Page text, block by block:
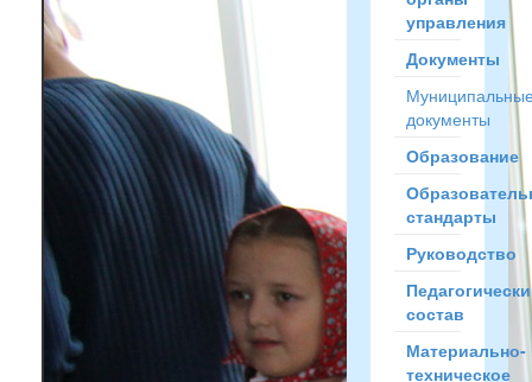
управления
Документы
документы
Образование
стандарты
Руководство
состав
Материально-
техническое